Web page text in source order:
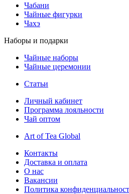
Чабани
Чайные фигурки
Чахэ
Наборы и подарки
Чайные наборы
Чайные церемонии
Статьи
Личный кабинет
Программа лояльности
Чай оптом
Art of Tea Global
Контакты
Доставка и оплата
О нас
Вакансии
Политика